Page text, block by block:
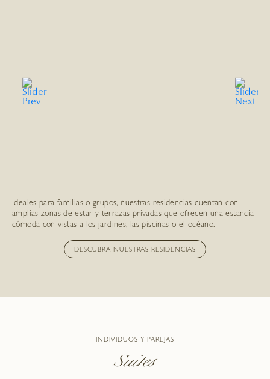
Ideales para familias o grupos, nuestras residencias cuentan con
amplias zonas de estar y terrazas privadas que ofrecen una estancia
cómoda con vistas a los jardines, las piscinas o el océano.
DESCUBRA NUESTRAS RESIDENCIAS
INDIVIDUOS Y PAREJAS
Suites